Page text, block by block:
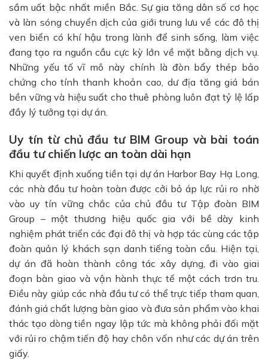
sầm uất bậc nhất miền Bắc. Sự gia tăng dân số cơ học
và làn sóng chuyển dịch của giới trung lưu về các đô thị
ven biển có khí hậu trong lành để sinh sống, làm việc
đang tạo ra nguồn cầu cực kỳ lớn về mặt bằng dịch vụ.
Những yếu tố vĩ mô này chính là đòn bẩy thép bảo
chứng cho tính thanh khoản cao, dư địa tăng giá bán
bền vững và hiệu suất cho thuê phòng luôn đạt tỷ lệ lấp
đầy lý tưởng tại dự án.
Uy tín từ chủ đầu tư BIM Group và bài toán
đầu tư chiến lược an toàn dài hạn
Khi quyết định xuống tiền tại dự án Harbor Bay Hạ Long,
các nhà đầu tư hoàn toàn được cởi bỏ áp lực rủi ro nhờ
vào uy tín vững chắc của chủ đầu tư Tập đoàn BIM
Group – một thương hiệu quốc gia với bề dày kinh
nghiệm phát triển các đại đô thị và hợp tác cùng các tập
đoàn quản lý khách sạn danh tiếng toàn cầu. Hiện tại,
dự án đã hoàn thành công tác xây dựng, đi vào giai
đoạn bàn giao và vận hành thực tế một cách trơn tru.
Điều này giúp các nhà đầu tư có thể trực tiếp tham quan,
đánh giá chất lượng bàn giao và đưa sản phẩm vào khai
thác tạo dòng tiền ngay lập tức mà không phải đối mặt
với rủi ro chậm tiến độ hay chôn vốn như các dự án trên
giấy.